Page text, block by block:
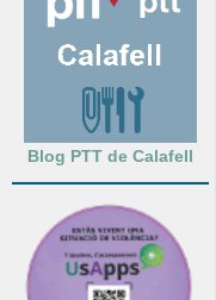
Blog PTT de Calafell